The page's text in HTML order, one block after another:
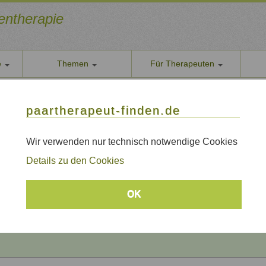
paartherapeut-finden.de
Wir verwenden nur technisch notwendige Cookies
Details zu den Cookies
OK
Themen Für Therapeuten
Wir
Themen Qualität
/ Paartherapie Mettmann
Paartherapie Mettmann
Beratungsthemen